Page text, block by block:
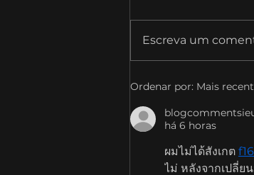
SambaTalks
Estratégia e
CPFL Energia
Escreva um
Ordenar por: Mais
há 6 horas
ผมไม่ได้สังเกต
ไม่ หลังจากเปลี่ย